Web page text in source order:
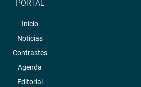
PORTAL
Inicio
Noticias
Contrastes
Agenda
Editorial